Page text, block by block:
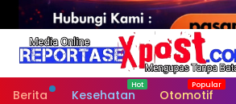
Berita Kesehatan Otomotif